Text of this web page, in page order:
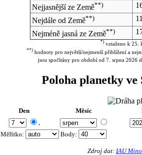
Nejjasnější ze Země**)
Nejdále od Země**)
Nejméně jasná ze Země**)
*)vztaženo k 25.
**) hodnoty pro největší/nejmenší přiblížení a
jsou spočítány pro období od 7. srpna 2026
Poloha planetky ve
Den Měsíc
.
Měřítko: Body:
Zdroj dat: IAU